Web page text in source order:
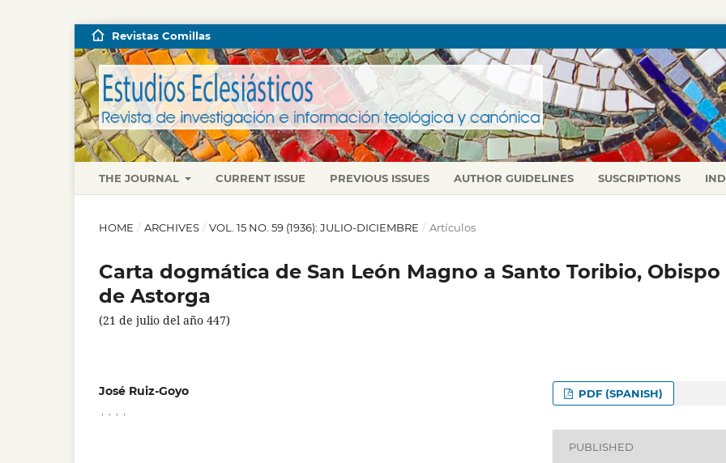
THE JOURNAL CURRENT ISSUE PREVIOUS ISSUES AUTHOR GUIDELINES SUSCRIPTIONS
Revistas Comillas
HOME / ARCHIVES / VOL. 15 NO. 59 (1936): JULIO-DICIEMBRE / Artículos
Carta dogmática de San León Magno a Santo Toribio, Obispo
de Astorga
(21 de julio del año 447)
José Ruiz-Goyo PDF (SPANISH)
PUBLISHED